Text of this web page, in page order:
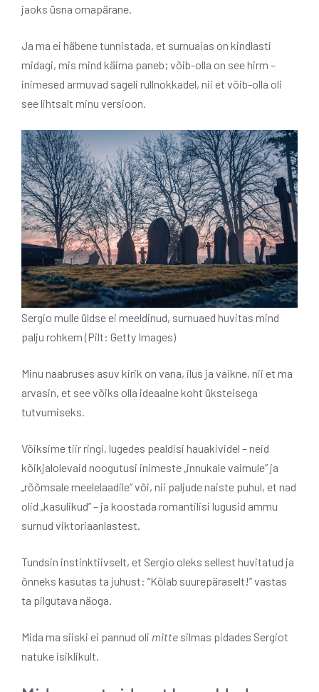
jaoks üsna omapärane.
Ja ma ei häbene tunnistada, et surnuaias on kindlasti
midagi, mis mind käima paneb; võib-olla on see hirm –
inimesed armuvad sageli rullnokkadel, nii et võib-olla oli
see lihtsalt minu versioon.
Sergio mulle üldse ei meeldinud, surnuaed huvitas mind
palju rohkem (Pilt: Getty Images)
Minu naabruses asuv kirik on vana, ilus ja vaikne, nii et ma
arvasin, et see võiks olla ideaalne koht üksteisega
tutvumiseks.
Võiksimetiir ringi, lugedes pealdisi hauakividel – neid
kõikjalolevaid noogutusi inimeste „innukale vaimule” ja
„rõõmsale meelelaadile” või, nii paljude naiste puhul, et nad
olid „kasulikud” – ja koostada romantilisi lugusid ammu
surnud viktoriaanlastest.
Tundsin instinktiivselt, et Sergio oleks sellest huvitatud ja
õnneks kasutas ta juhust: “Kõlab suurepäraselt!” vastas
ta pilgutava näoga.
Mida ma siiski ei pannud oli mitte silmas pidades Sergiot
natuke isiklikult.